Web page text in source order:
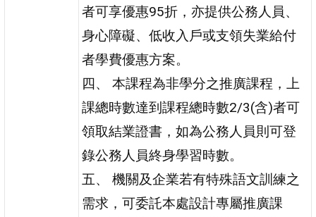
者可享優惠95折，亦提供公務人員、
身心障礙、低收入戶或支領失業給付
者學費優惠方案。
四、 本課程為非學分之推廣課程，上
課總時數達到課程總時數2/3(含)者可
領取結業證書，如為公務人員則可登
錄公務人員終身學習時數。
五、 機關及企業若有特殊語文訓練之
需求，可委託本處設計專屬推廣課